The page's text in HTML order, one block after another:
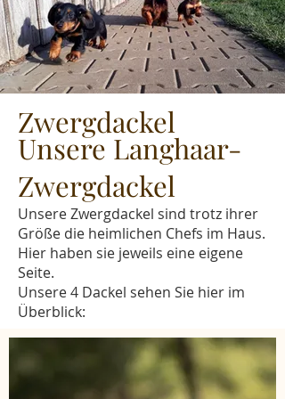
Zwergdackel
Unsere Langhaar-
Zwergdackel
Unsere Zwergdackel sind trotz ihrer
Größe die heimlichen Chefs im Haus.
Hier haben sie jeweils eine eigene
Seite.
Unsere 4 Dackel sehen Sie hier im
Überblick: